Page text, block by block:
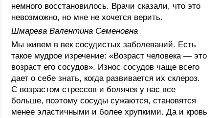
немного восстановилось. Врачи сказали, что это
невозможно, но мне не хочется верить.
Шмарева Валентина Семеновна
Мы живем в век сосудистых заболеваний. Есть
такое мудрое изречение: «Возраст человека — это
возраст его сосудов». Износ сосудов чаще всего
дает о себе знать, когда развивается их склероз.
С возрастом стрессов и болячек у нас все
больше, поэтому сосуды сужаются, становятся
менее эластичными и более хрупкими. Да и кровь